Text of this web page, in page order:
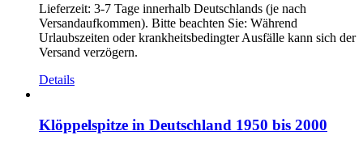
Lieferzeit: 3-7 Tage innerhalb Deutschlands (je nach
Versandaufkommen). Bitte beachten Sie: Während
Urlaubszeiten oder krankheitsbedingter Ausfälle kann sich der
Versand verzögern.
Details
Klöppelspitze in Deutschland 1950 bis 2000